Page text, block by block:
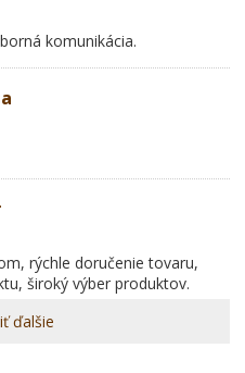
komunikácia.
široký výber produktov.
ďalšie